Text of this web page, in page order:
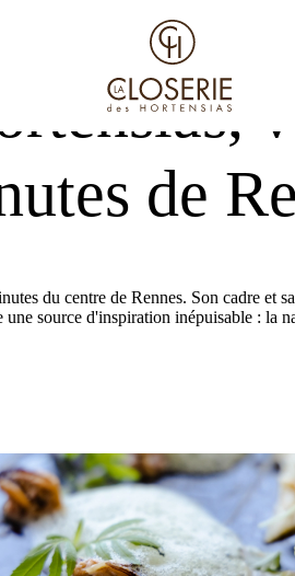
de Rennes
de
du centre de Rennes. Son cadre
source d'inspiration inépuisable : la